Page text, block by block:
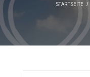
STARTSEITE /